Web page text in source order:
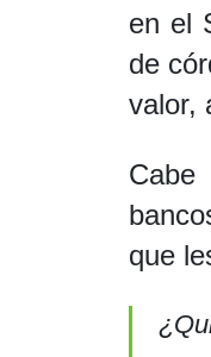
en el
de
valor,
que